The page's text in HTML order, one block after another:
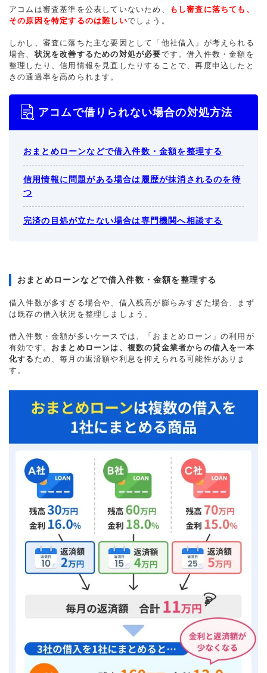
アコムは審査基準を公表していないため、
もし審査に落ちても、
その原因を特定するのは難しいでしょう。
しかし、審査に落ちた主な要因として「他社借入」が考えられる
場合、状況を改善するための対処が必要です。借入件数・金額を
整理したり、信用情報を見直したりすることで、再度申込したと
きの通過率を高められます。
アコムで借りられない場合の対処方法
おまとめローンなどで借入件数・金額を整理する
信用情報に問題がある場合は履歴が抹消されるのを待
つ
完済の目処が立たない場合は専門機関へ相談する
おまとめローンなどで借入件数・金額を整理する
借入件数が多すぎる場合や、借入残高が膨らみすぎた場合、まず
は既存の借入状況を整理しましょう。
借入件数・金額が多いケースでは、「おまとめローン」の利用が
有効です。 おまとめローンは、複数の貸金業者からの借入を一本
化する ため、毎月の返済額や利息を抑えられる可能性がありま
す。